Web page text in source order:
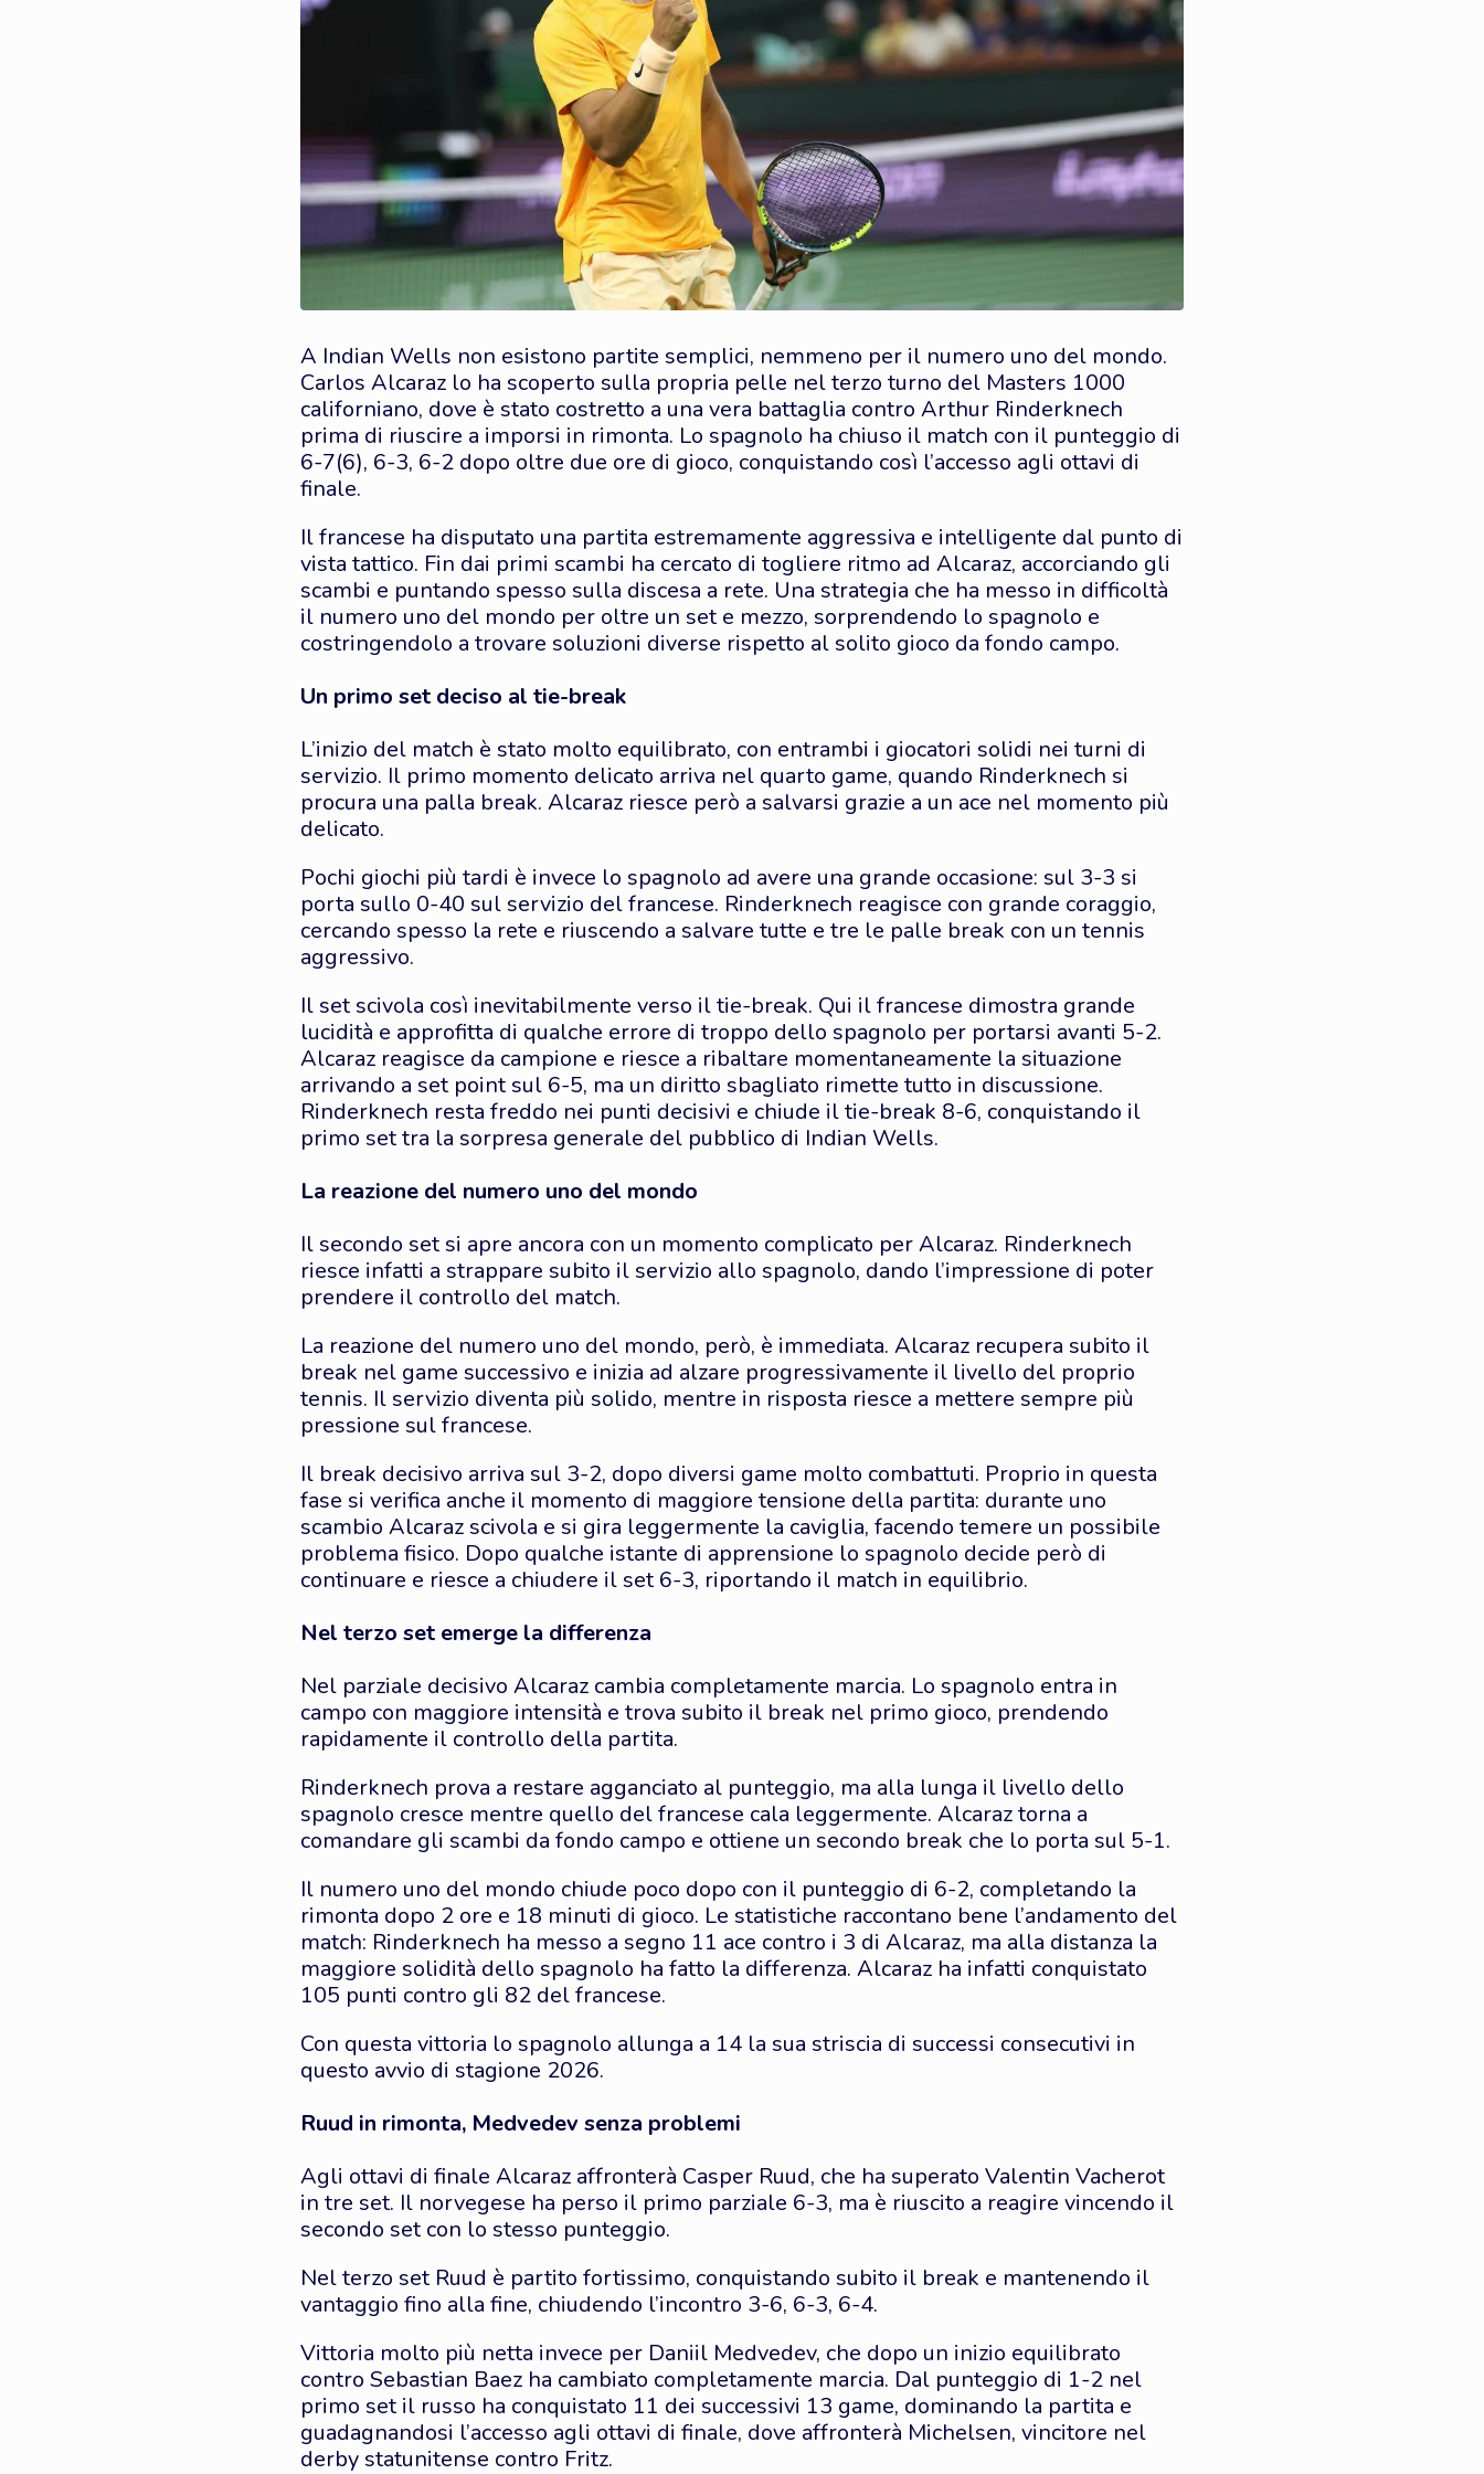
A Indian Wells non esistono partite semplici, nemmeno per il numero uno del mondo.
Carlos Alcaraz lo ha scoperto sulla propria pelle nel terzo turno del Masters 1000
californiano, dove è stato costretto a una vera battaglia contro Arthur Rinderknech
prima di riuscire a imporsi in rimonta. Lo spagnolo ha chiuso il match con il punteggio di
6-7(6), 6-3, 6-2 dopo oltre due ore di gioco, conquistando così l’accesso agli ottavi di
finale.
Il francese ha disputato una partita estremamente aggressiva e intelligente dal punto di
vista tattico. Fin dai primi scambi ha cercato di togliere ritmo ad Alcaraz, accorciando gli
scambi e puntando spesso sulla discesa a rete. Una strategia che ha messo in difficoltà
il numero uno del mondo per oltre un set e mezzo, sorprendendo lo spagnolo e
costringendolo a trovare soluzioni diverse rispetto al solito gioco da fondo campo.
Un primo set deciso al tie-break
L’inizio del match è stato molto equilibrato, con entrambi i giocatori solidi nei turni di
servizio. Il primo momento delicato arriva nel quarto game, quando Rinderknech si
procura una palla break. Alcaraz riesce però a salvarsi grazie a un ace nel momento più
delicato.
Pochi giochi più tardi è invece lo spagnolo ad avere una grande occasione: sul 3-3 si
porta sullo 0-40 sul servizio del francese. Rinderknech reagisce con grande coraggio,
cercando spesso la rete e riuscendo a salvare tutte e tre le palle break con un tennis
aggressivo.
Il set scivola così inevitabilmente verso il tie-break. Qui il francese dimostra grande
lucidità e approfitta di qualche errore di troppo dello spagnolo per portarsi avanti 5-2.
Alcaraz reagisce da campione e riesce a ribaltare momentaneamente la situazione
arrivando a set point sul 6-5, ma un diritto sbagliato rimette tutto in discussione.
Rinderknech resta freddo nei punti decisivi e chiude il tie-break 8-6, conquistando il
primo set tra la sorpresa generale del pubblico di Indian Wells.
La reazione del numero uno del mondo
Il secondo set si apre ancora con un momento complicato per Alcaraz. Rinderknech
riesce infatti a strappare subito il servizio allo spagnolo, dando l’impressione di poter
prendere il controllo del match.
La reazione del numero uno del mondo, però, è immediata. Alcaraz recupera subito il
break nel game successivo e inizia ad alzare progressivamente il livello del proprio
tennis. Il servizio diventa più solido, mentre in risposta riesce a mettere sempre più
pressione sul francese.
Il break decisivo arriva sul 3-2, dopo diversi game molto combattuti. Proprio in questa
fase si verifica anche il momento di maggiore tensione della partita: durante uno
scambio Alcaraz scivola e si gira leggermente la caviglia, facendo temere un possibile
problema fisico. Dopo qualche istante di apprensione lo spagnolo decide però di
continuare e riesce a chiudere il set 6-3, riportando il match in equilibrio.
Nel terzo set emerge la differenza
Nel parziale decisivo Alcaraz cambia completamente marcia. Lo spagnolo entra in
campo con maggiore intensità e trova subito il break nel primo gioco, prendendo
rapidamente il controllo della partita.
Rinderknech prova a restare agganciato al punteggio, ma alla lunga il livello dello
spagnolo cresce mentre quello del francese cala leggermente. Alcaraz torna a
comandare gli scambi da fondo campo e ottiene un secondo break che lo porta sul 5-1.
Il numero uno del mondo chiude poco dopo con il punteggio di 6-2, completando la
rimonta dopo 2 ore e 18 minuti di gioco. Le statistiche raccontano bene l’andamento del
match: Rinderknech ha messo a segno 11 ace contro i 3 di Alcaraz, ma alla distanza la
maggiore solidità dello spagnolo ha fatto la differenza. Alcaraz ha infatti conquistato
105 punti contro gli 82 del francese.
Con questa vittoria lo spagnolo allunga a 14 la sua striscia di successi consecutivi in
questo avvio di stagione 2026.
Ruud in rimonta, Medvedev senza problemi
Agli ottavi di finale Alcaraz affronterà Casper Ruud, che ha superato Valentin Vacherot
in tre set. Il norvegese ha perso il primo parziale 6-3, ma è riuscito a reagire vincendo il
secondo set con lo stesso punteggio.
Nel terzo set Ruud è partito fortissimo, conquistando subito il break e mantenendo il
vantaggio fino alla fine, chiudendo l’incontro 3-6, 6-3, 6-4.
Vittoria molto più netta invece per Daniil Medvedev, che dopo un inizio equilibrato
contro Sebastian Baez ha cambiato completamente marcia. Dal punteggio di 1-2 nel
primo set il russo ha conquistato 11 dei successivi 13 game, dominando la partita e
guadagnandosi l’accesso agli ottavi di finale, dove affronterà Michelsen, vincitore nel
derby statunitense contro Fritz.